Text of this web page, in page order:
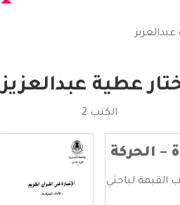
عطية عبدالعزيز
الكتب 2
– الحركة
القيمة لباحثي